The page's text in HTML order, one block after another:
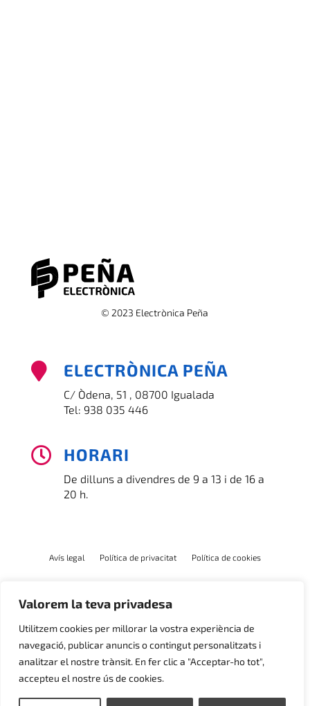
Valorem la teva privadesa
Utilitzem cookies per millorar la vostra experiència de
navegació, publicar anuncis o contingut personalitzats i
analitzar el nostre trànsit. En fer clic a "Acceptar-ho tot",
accepteu el nostre ús de cookies.
© 2023 Electrònica Peña
 ELECTRÒNICA PEÑA
C/ Òdena, 51 , 08700 Igualada
Tel: 938 035 446
 HORARI
De dilluns a divendres de 9 a 13 i de 16 a
20 h.
Avís legal Política de privacitat Política de cookies